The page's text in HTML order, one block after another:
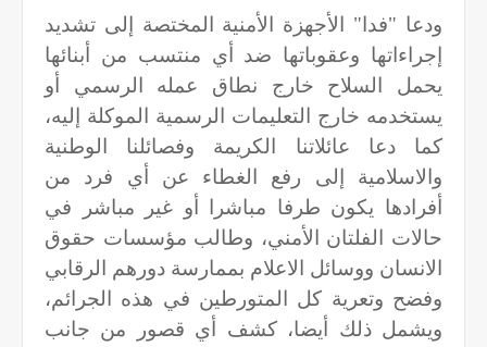
ودعا "فدا" الأجهزة الأمنية المختصة إلى تشديد
إجراءاتها وعقوباتها ضد أي منتسب من أبنائها
يحمل السلاح خارج نطاق عمله الرسمي أو
يستخدمه خارج التعليمات الرسمية الموكلة إليه،
كما دعا عائلاتنا الكريمة وفصائلنا الوطنية
والاسلامية إلى رفع الغطاء عن أي فرد من
أفرادها يكون طرفا مباشرا أو غير مباشر في
حالات الفلتان الأمني، وطالب مؤسسات حقوق
الانسان ووسائل الاعلام بممارسة دورهم الرقابي
وفضح وتعرية كل المتورطين في هذه الجرائم،
ويشمل ذلك أيضا، كشف أي قصور من جانب